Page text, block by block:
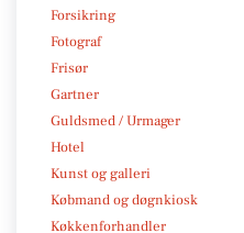
Forsikring
Fotograf
Frisør
Gartner
Guldsmed / Urmager
Hotel
Kunst og galleri
Købmand og døgnkiosk
Køkkenforhandler